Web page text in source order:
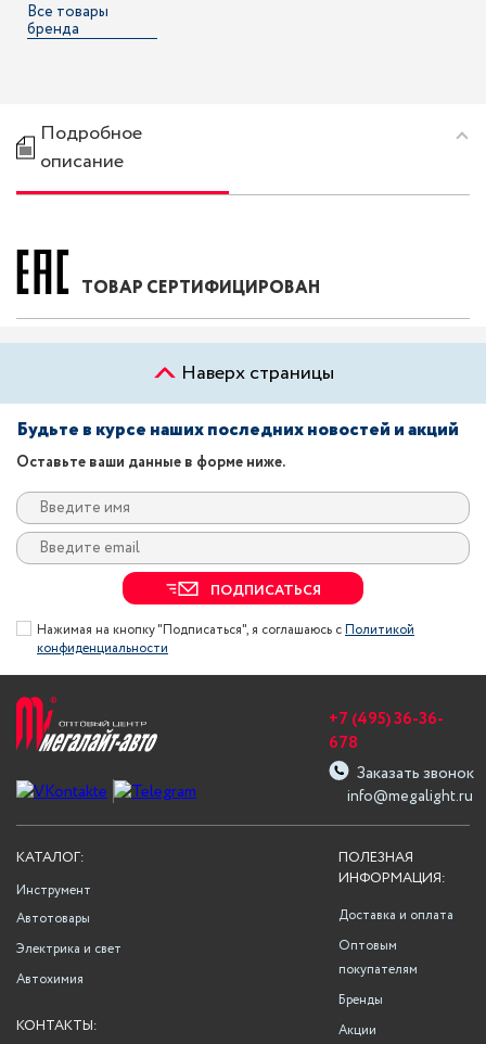
Все товары
бренда
Подробное
описание
ТОВАР СЕРТИФИЦИРОВАН
Наверх страницы
Будьте в курсе наших последних новостей и акций
Оставьте ваши данные в форме ниже.
ПОДПИСАТЬСЯ
Нажимая на кнопку "Подписаться", я соглашаюсь сПолитикой
конфиденциальности
info@megalight.ru
+7 (495) 36-36-
678
Заказать звонок
ПОЛЕЗНАЯ
ИНФОРМАЦИЯ:
Доставка и оплата
Оптовым
покупателям
Бренды
Акции
КАТАЛОГ:
Инструмент
Автотовары
Электрика и свет
Автохимия
КОНТАКТЫ: